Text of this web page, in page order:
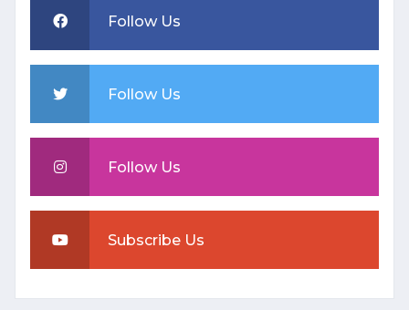
Follow Us
Follow Us
Follow Us
Subscribe Us